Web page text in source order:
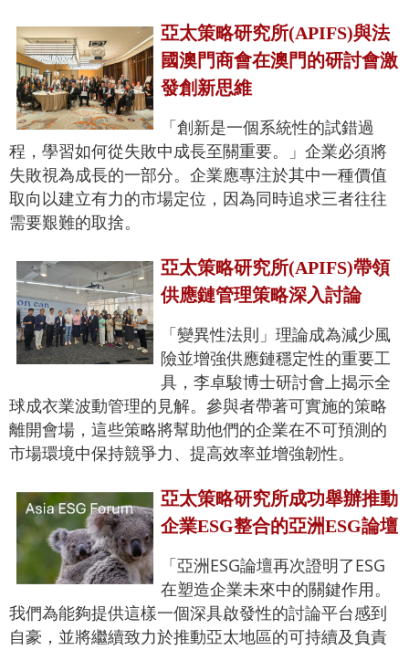
亞太策略研究所(APIFS)與法
國澳門商會在澳門的研討會激
發創新思維
「創新是一個系統性的試錯過
程，學習如何從失敗中成長至關重要。」企業必須將
失敗視為成長的一部分。企業應專注於其中一種價值
取向以建立有力的市場定位，因為同時追求三者往往
需要艱難的取捨。
亞太策略研究所(APIFS)帶領
供應鏈管理策略深入討論
「變異性法則」理論成為減少風
險並增強供應鏈穩定性的重要工
具，李卓駿博士研討會上揭示全
球成衣業波動管理的見解。參與者帶著可實施的策略
離開會場，這些策略將幫助他們的企業在不可預測的
市場環境中保持競爭力、提高效率並增強韌性。
亞太策略研究所成功舉辦推動
企業ESG整合的亞洲ESG論壇
「亞洲ESG論壇再次證明了ESG
在塑造企業未來中的關鍵作用。
我們為能夠提供這樣一個深具啟發性的討論平台感到
自豪，並將繼續致力於推動亞太地區的可持續及負責